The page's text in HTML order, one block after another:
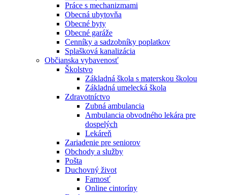
Práce s mechanizmami
Obecná ubytovňa
Obecné byty
Obecné garáže
Cenníky a sadzobníky poplatkov
Splašková kanalizácia
Občianska vybavenosť
Školstvo
Základná škola s materskou školou
Základná umelecká škola
Zdravotníctvo
Zubná ambulancia
Ambulancia obvodného lekára pre
dospelých
Lekáreň
Zariadenie pre seniorov
Obchody a služby
Pošta
Duchovný život
Farnosť
Online cintoríny